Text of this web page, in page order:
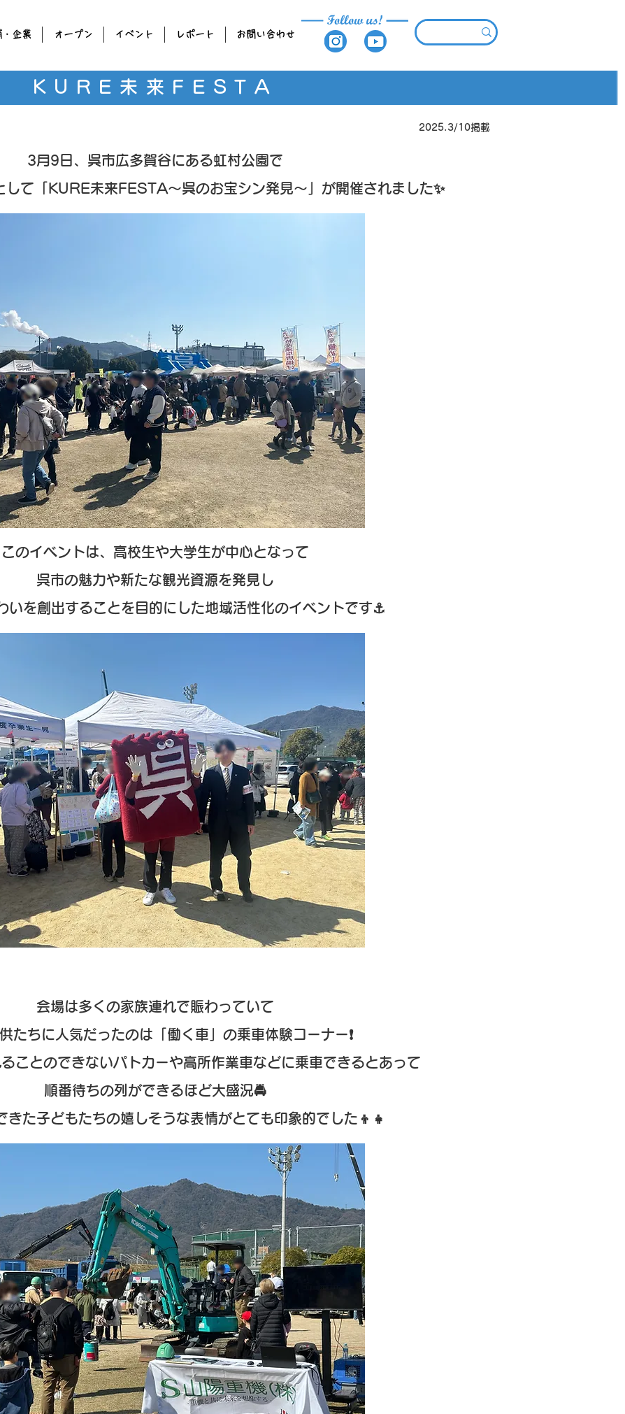
・企業 オープン イベント レポート お問い合わせ
KURE未来FESTA
2025.3/10掲載
3月9日、呉市広多賀谷にある虹村公園で
して「KURE未来FESTA～呉のお宝シン発見～」が開催されました✨
このイベントは、高校生や大学生が中心となって
呉市の魅力や新たな観光資源を発見し
いを創出することを目的にした地域活性化のイベントです⚓
会場は多くの家族連れで賑わっていて
たちに人気だったのは「働く車」の乗車体験コーナー❗
ことのできないパトカーや高所作業車などに乗車できるとあって
順番待ちの列ができるほど大盛況🚔
きた子どもたちの嬉しそうな表情がとても印象的でした👦👧